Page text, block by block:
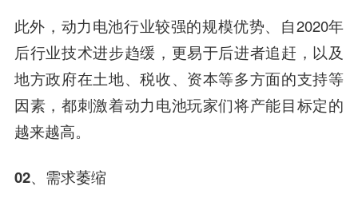
此外，动力电池行业较强的规模优势、自2020年
后行业技术进步趋缓，更易于后进者追赶，以及
地方政府在土地、税收、资本等多方面的支持等
因素，都刺激着动力电池玩家们将产能目标定的
越来越高。
02、 需求萎缩